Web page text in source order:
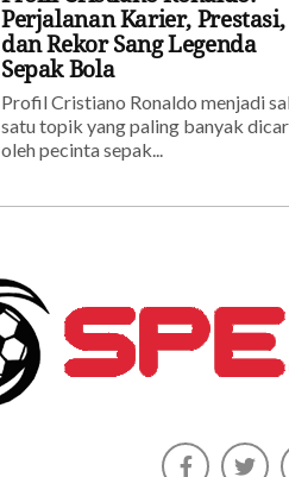
Perjalanan Karier, Prestasi,
dan Rekor Sang Legenda
Sepak Bola
Profil Cristiano Ronaldo menjadi
satu topik yang paling banyak
oleh pecinta sepak...